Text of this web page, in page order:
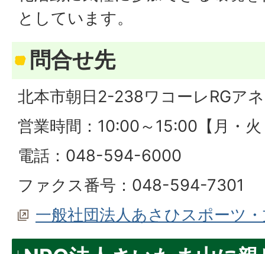
としています。
問合せ先
北本市朝日2-238ワコーレRGア
営業時間：10:00～15:00【月・
電話：048-594-6000
ファクス番号：048-594-7301
一般社団法人あさひスポーツ